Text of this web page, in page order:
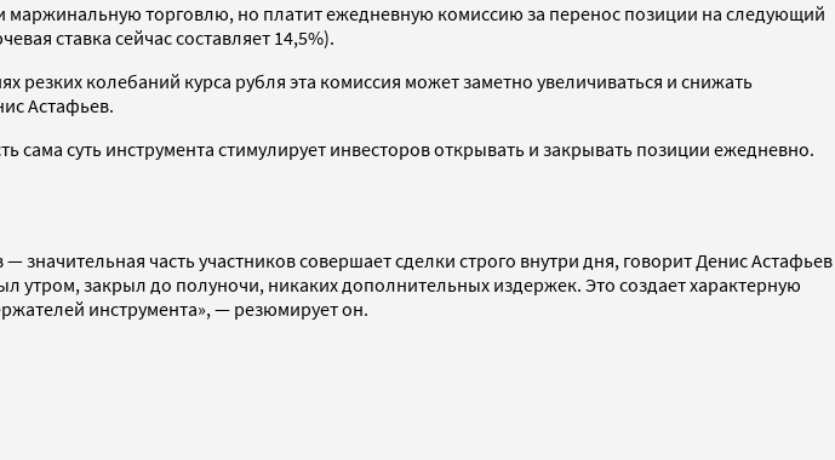
торговлю, но платит ежедневную комиссию за перенос позиции на следующий
ставка сейчас составляет 14,5%).
резких колебаний курса рубля эта комиссия может заметно увеличиваться и снижать
Астафьев.
суть инструмента стимулирует инвесторов открывать и закрывать позиции ежедневно.
часть участников совершает сделки строго внутри дня, говорит Денис Астафьев
утром, закрыл до полуночи, никаких дополнительных издержек. Это создает характерную
инструмента», — резюмирует он.